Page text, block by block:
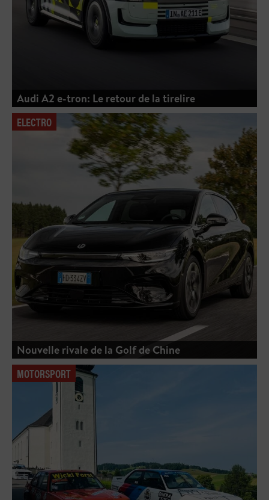
Audi A2 e-tron: Le retour de la tirelire
ELECTRO
Nouvelle rivale de la Golf de Chine
MOTORSPORT